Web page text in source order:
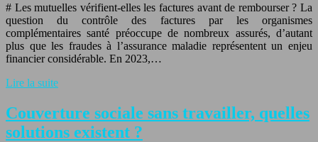
# Les mutuelles vérifient-elles les factures avant de rembourser ? La
question du contrôle des factures par les organismes
complémentaires santé préoccupe de nombreux assurés, d’autant
plus que les fraudes à l’assurance maladie représentent un enjeu
financier considérable. En 2023,…
Lire la suite
Couverture sociale sans travailler, quelles
solutions existent ?